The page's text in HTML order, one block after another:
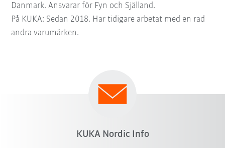
Danmark. Ansvarar för Fyn och Själland.
På KUKA: Sedan 2018. Har tidigare arbetat med en rad
andra varumärken.
KUKA Nordic Info